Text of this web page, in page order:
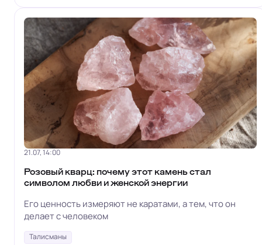
21.07, 14:00
Розовый кварц: почему этот камень стал
символом любви и женской энергии
Его ценность измеряют не каратами, а тем, что он
делает с человеком
Талисманы